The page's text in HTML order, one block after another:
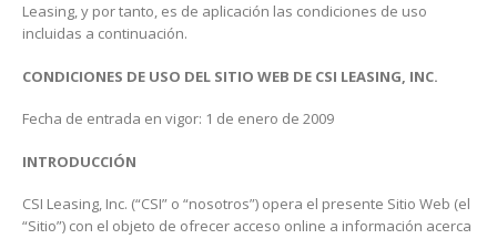
Leasing, y por tanto, es de aplicación las condiciones de uso
incluidas a continuación.
CONDICIONES DE USO DEL SITIO WEB DE CSI LEASING, INC.
Fecha de entrada en vigor: 1 de enero de 2009
INTRODUCCIÓN
CSI Leasing, Inc. (“CSI” o “nosotros”) opera el presente Sitio Web (el
“Sitio”) con el objeto de ofrecer acceso online a información acerca